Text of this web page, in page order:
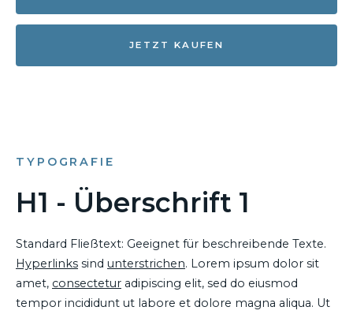
JETZT KAUFEN
TYPOGRAFIE
H1 - Überschrift 1
Standard Fließtext: Geeignet für beschreibende Texte.
Hyperlinks sind unterstrichen. Lorem ipsum dolor sit
amet, consectetur adipiscing elit, sed do eiusmod
tempor incididunt ut labore et dolore magna aliqua. Ut